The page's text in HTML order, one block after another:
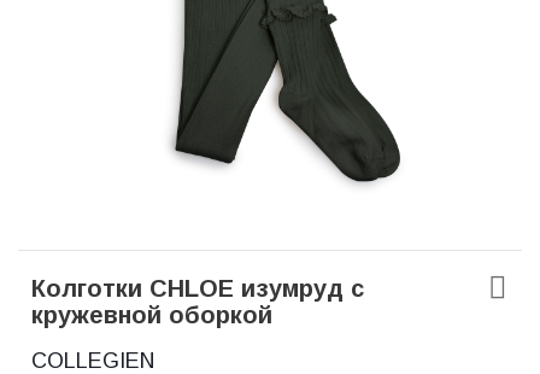
Колготки CHLOE изумруд с
кружевной оборкой
COLLEGIEN